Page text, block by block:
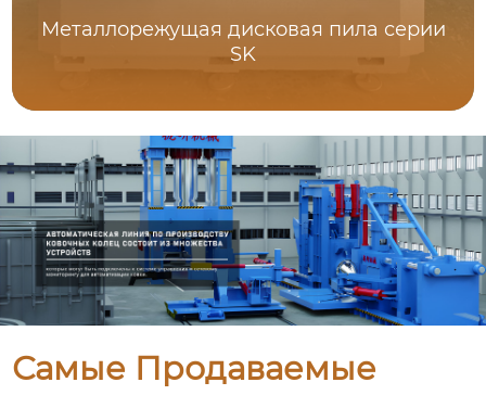
Металлорежущая дисковая пила серии
SK
Самые Продаваемые